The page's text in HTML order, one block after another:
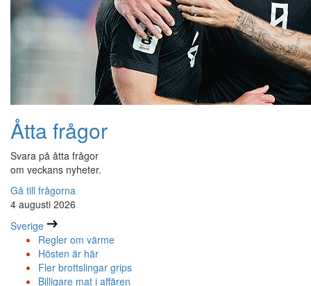
Åtta frågor
Svara på åtta frågor
om veckans nyheter.
Gå till frågorna
4 augusti 2026
Sverige
Regler om värme
Hösten är här
Fler brottslingar grips
Billigare mat i affären